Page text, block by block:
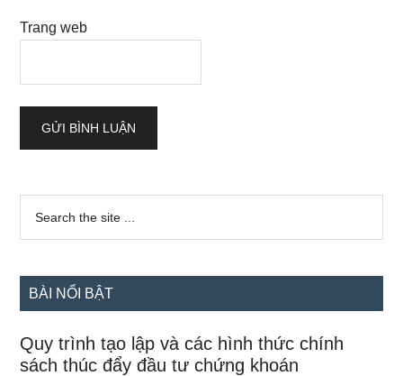
Trang web
Sidebar
chính
...
BÀI NỔI BẬT
Quy trình tạo lập và các hình thức chính
sách thúc đẩy đầu tư chứng khoán